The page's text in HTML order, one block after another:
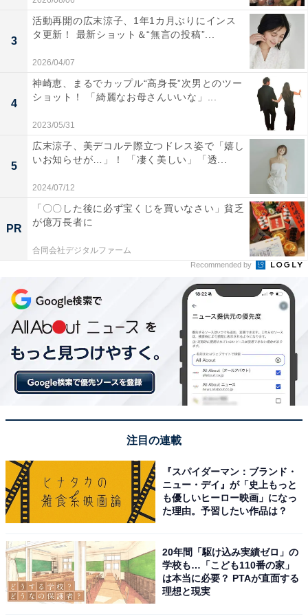
3
活動再開の広末涼子、1年1カ月ぶりにインス
タ更新！ 最新ショット＆“無言の投稿”...
2026/04/07
4
神崎恵、まるでカップル“高身長”次男とのツー
ショット！ 「綺麗なお母さんいいな」...
2023/05/31
5
広末涼子、美デコルテ際立つドレス姿で「嬉し
いお知らせが…」！ 「凄く美しい」「透...
2024/07/12
PR
「〇〇した後に必ず宝くじを買いなさい」貧乏
が億万長者に
合同会社デジタルファーム
Recommended by
注目の連載
『スパイダーマン：ブランド・
ニュー・デイ』が「史上もっと
も優しいヒーロー映画」になっ
た理由。予習したい作品は？
20年間「駆け込み実績ゼロ」の
学校も…「こども110番の家」
は本当に必要？ PTAが直面する
理想と現実